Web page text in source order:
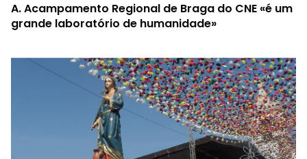
A.Acampamento Regional de Braga do CNE «é um
grande laboratório de humanidade»